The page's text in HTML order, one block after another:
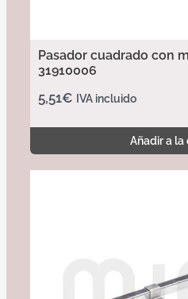
Pasador cuadrado con
31910006
5,51€ IVA incluido
Añadir a la